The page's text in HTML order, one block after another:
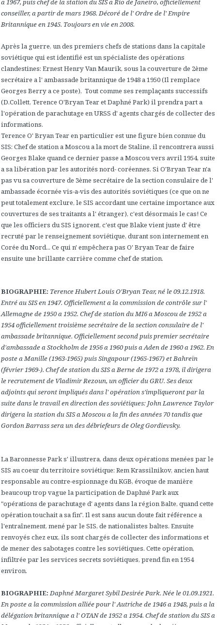
a 1967, puis chef de la station du SIS a Rio de Janeiro, officiellement
conseiller, a partir de mars 1968. Décoré de l' Ordre de l' Empire
Britannique en 1945. Toujours en vie en 2008.
Après la guerre, un des premiers chefs de stations dans la capitale
soviétique qui est identifié est un spécialiste des opérations
clandestines: Ernest Henry Van Maurik, sous la couverture de 2ème
secrétaire a l' ambassade britannique de 1948 a 1950 (Il remplace
Georges Berry a ce poste), Tout comme ses remplaçants successifs
(D.Collett, Terence O'Bryan Tear et Daphné Park) il prendra part a
l'opération de parachutage en URSS d' agents chargés de collecter des
informations.
Terence O' Bryan Tear en particulier est une figure bien connue du
SIS: Chef de station a Moscou a la mort de Staline, il rencontrera aussi
Georges Blake quand ce dernier passe a Moscou vers avril 1954, suite
a sa libération par les autorités nord- coréennes. Si O'Bryan Tear n'a
pas vu sa couverture de 3ème secrétaire de la section consulaire de l'
ambassade écornée vis-a-vis des autorités soviétiques (ce que on ne
peut totalement exclure, le SIS accordant une certaine importance aux
couvertures de ses traitants a l' étranger), c'est désormais le cas! Ce
que les officiers du SIS ignorent, c'est que Blake vient juste d' être
recruté par le renseignement soviétique, durant son internement en
Corée du Nord... Ce qui n' empêchera pas O' Bryan Tear de faire
ensuite une brillante carrière comme chef de station.
BIOGRAPHIE: Terence Hubert Louis O'Bryan Tear, né le 09.12.1918.
Entré au SIS en 1947. Officiellement a la commission de contrôle sur l'
Allemagne de 1950 a 1952. Chef de station du MI6 a Moscou de 1952 a
1954 officiellement troisième secrétaire de la section consulaire de l'
ambassade britannique. Officiellement second puis premier secrétaire
d'ambassade a Stockholm de 1956 a 1960 puis a Aden de 1960 a 1962. En
poste a Manille (1963-1965) puis Singapour (1965-1967) et Bahreïn
(février 1969-). Chef de station du SIS a Berne de 1972 a 1978, il dirigera
le recrutement de Vladimir Rezoun, un officier du GRU. Ses deux
adjoints qui seront impliqués dans l' opération s'impliqueront par la
suite dans le travail en direction des soviétiques: John Lawrence Taylor
dirigera la station du SIS a Moscou a la fin des années 70 tandis que
Gordon Barrass sera un des débriefeurs de Oleg Gordievsky.
La Baronnesse Park s' illustrera, dans deux opérations menées par le
SIS au coeur du territoire soviétique: Rem Krassilnikov, ancien haut
responsable au contre-espionnage du KGB, évoque de manière
beaucoup trop vague la participation de Daphné Park aux
"opérations de parachutage d' agents dans la région Balte, quand cette
opération touchait a sa fin". Il est sans aucun doute fait référence a
l'entraînement, mené par le SIS, de nationalistes baltes. Ensuite
renvoyés chez eux, ils sont chargés de collecter des informations et
de mener des sabotages contre les soviétiques. Cette opération,
infiltrée par les services secrets soviétiques, prend fin en 1954
environ.
BIOGRAPHIE: Daphné Margaret Sybil Desirée Park. Née le 01.09.1921.
En poste a la commission alliée pour l' Autriche de 1946 a 1948, puis a la
délégation britannique a l' OTAN de 1952 a 1954. Chef de station du SIS a